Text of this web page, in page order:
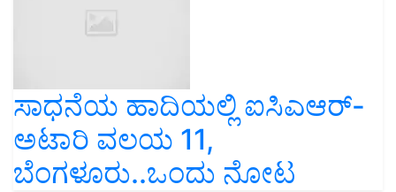
ಸಾಧನೆಯ ಹಾದಿಯಲ್ಲಿ ಐಸಿಎಆರ್-
ಅಟಾರಿ ವಲಯ 11,
ಬೆಂಗಳೂರು..ಒಂದು ನೋಟ